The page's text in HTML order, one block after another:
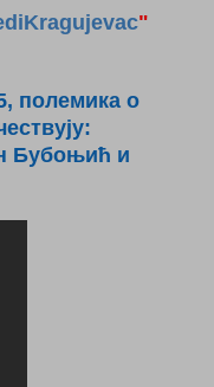
"
полемика о
Бубоњић и